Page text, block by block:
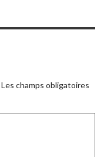
Les champs obligatoires